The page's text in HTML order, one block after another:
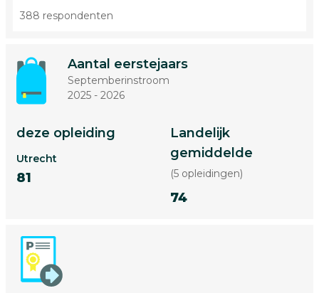
388 respondenten
Aantal eerstejaars
Septemberinstroom
2025 - 2026
deze opleiding
Utrecht
81
Landelijk
gemiddelde
(5 opleidingen)
74